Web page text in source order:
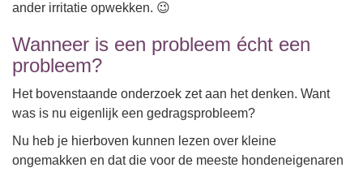
ander irritatie opwekken. 😉
Wanneer is een probleem écht een
probleem?
Het bovenstaande onderzoek zet aan het denken. Want
was is nu eigenlijk een gedragsprobleem?
Nu heb je hierboven kunnen lezen over kleine
ongemakken en dat die voor de meeste hondeneigenaren